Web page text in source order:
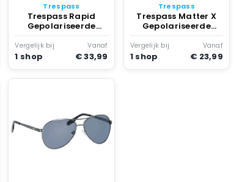
Trespass
Trespass Rapid
Gepolariseerde
Zonnebril Zwart
Vergelijk bij
1 shop
Vanaf
€ 33,99
Trespass
Trespass Matter X
Gepolariseerde
Zonnebril Zwart
Vergelijk bij
1 shop
Vanaf
€ 23,99